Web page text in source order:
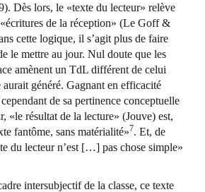
Dès lors, le «texte du lecteur» relève
«écritures de la réception» (Le Goff &
cette logique, il s’agit plus de faire
le mettre au jour. Nul doute que les
amènent un TdL différent de celui
généré. Gagnant en efficacité
de sa pertinence conceptuelle
«le résultat de la lecture» (Jouve) est,
fantôme, sans matérialité»7. Et, de
du lecteur n’est […] pas chose simple»
intersubjectif de la classe, ce texte